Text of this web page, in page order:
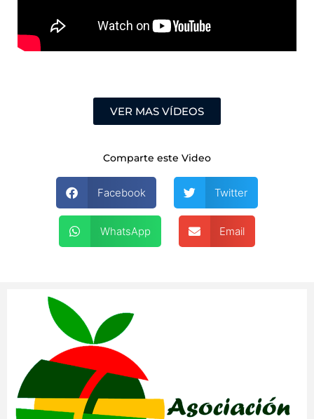
VER MAS VÍDEOS
Comparte este Video
Facebook Twitter
WhatsApp Email